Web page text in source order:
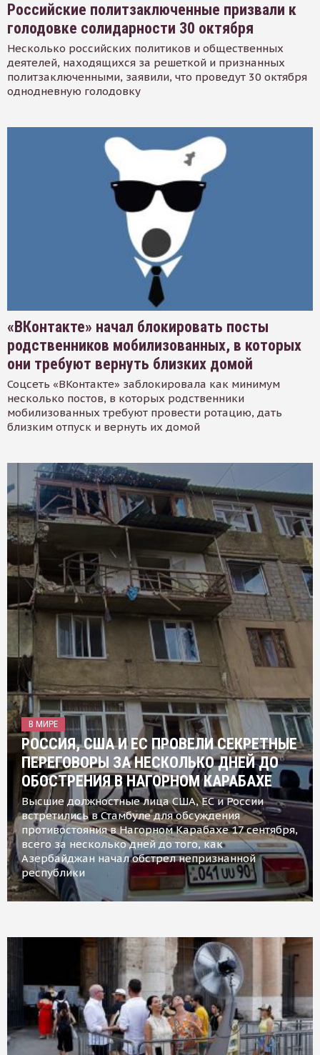
Российские политзаключенные призвали к
голодовке солидарности 30 октября
Несколько российских политиков и общественных
деятелей, находящихся за решеткой и признанных
политзаключенными, заявили, что проведут 30 октября
однодневную голодовку
«ВКонтакте» начал блокировать посты
родственников мобилизованных, в которых
они требуют вернуть близких домой
Соцсеть «ВКонтакте» заблокировала как минимум
несколько постов, в которых родственники
мобилизованных требуют провести ротацию, дать
близким отпуск и вернуть их домой
В МИРЕ
РОССИЯ, США И ЕС ПРОВЕЛИ СЕКРЕТНЫЕ
ПЕРЕГОВОРЫ ЗА НЕСКОЛЬКО ДНЕЙ ДО
ОБОСТРЕНИЯ В НАГОРНОМ КАРАБАХЕ
Высшие должностные лица США, ЕС и России
встретились в Стамбуле для обсуждения
противостояния в Нагорном Карабахе 17 сентября,
всего за несколько дней до того, как
Азербайджан начал обстрел непризнанной
республики